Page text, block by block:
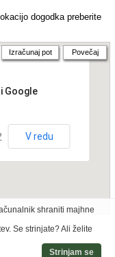
dogodka preberite
Google
V redu
Izračunaj pot Povečaj
shraniti majhne
Se strinjate? Ali želite
Strinjam se